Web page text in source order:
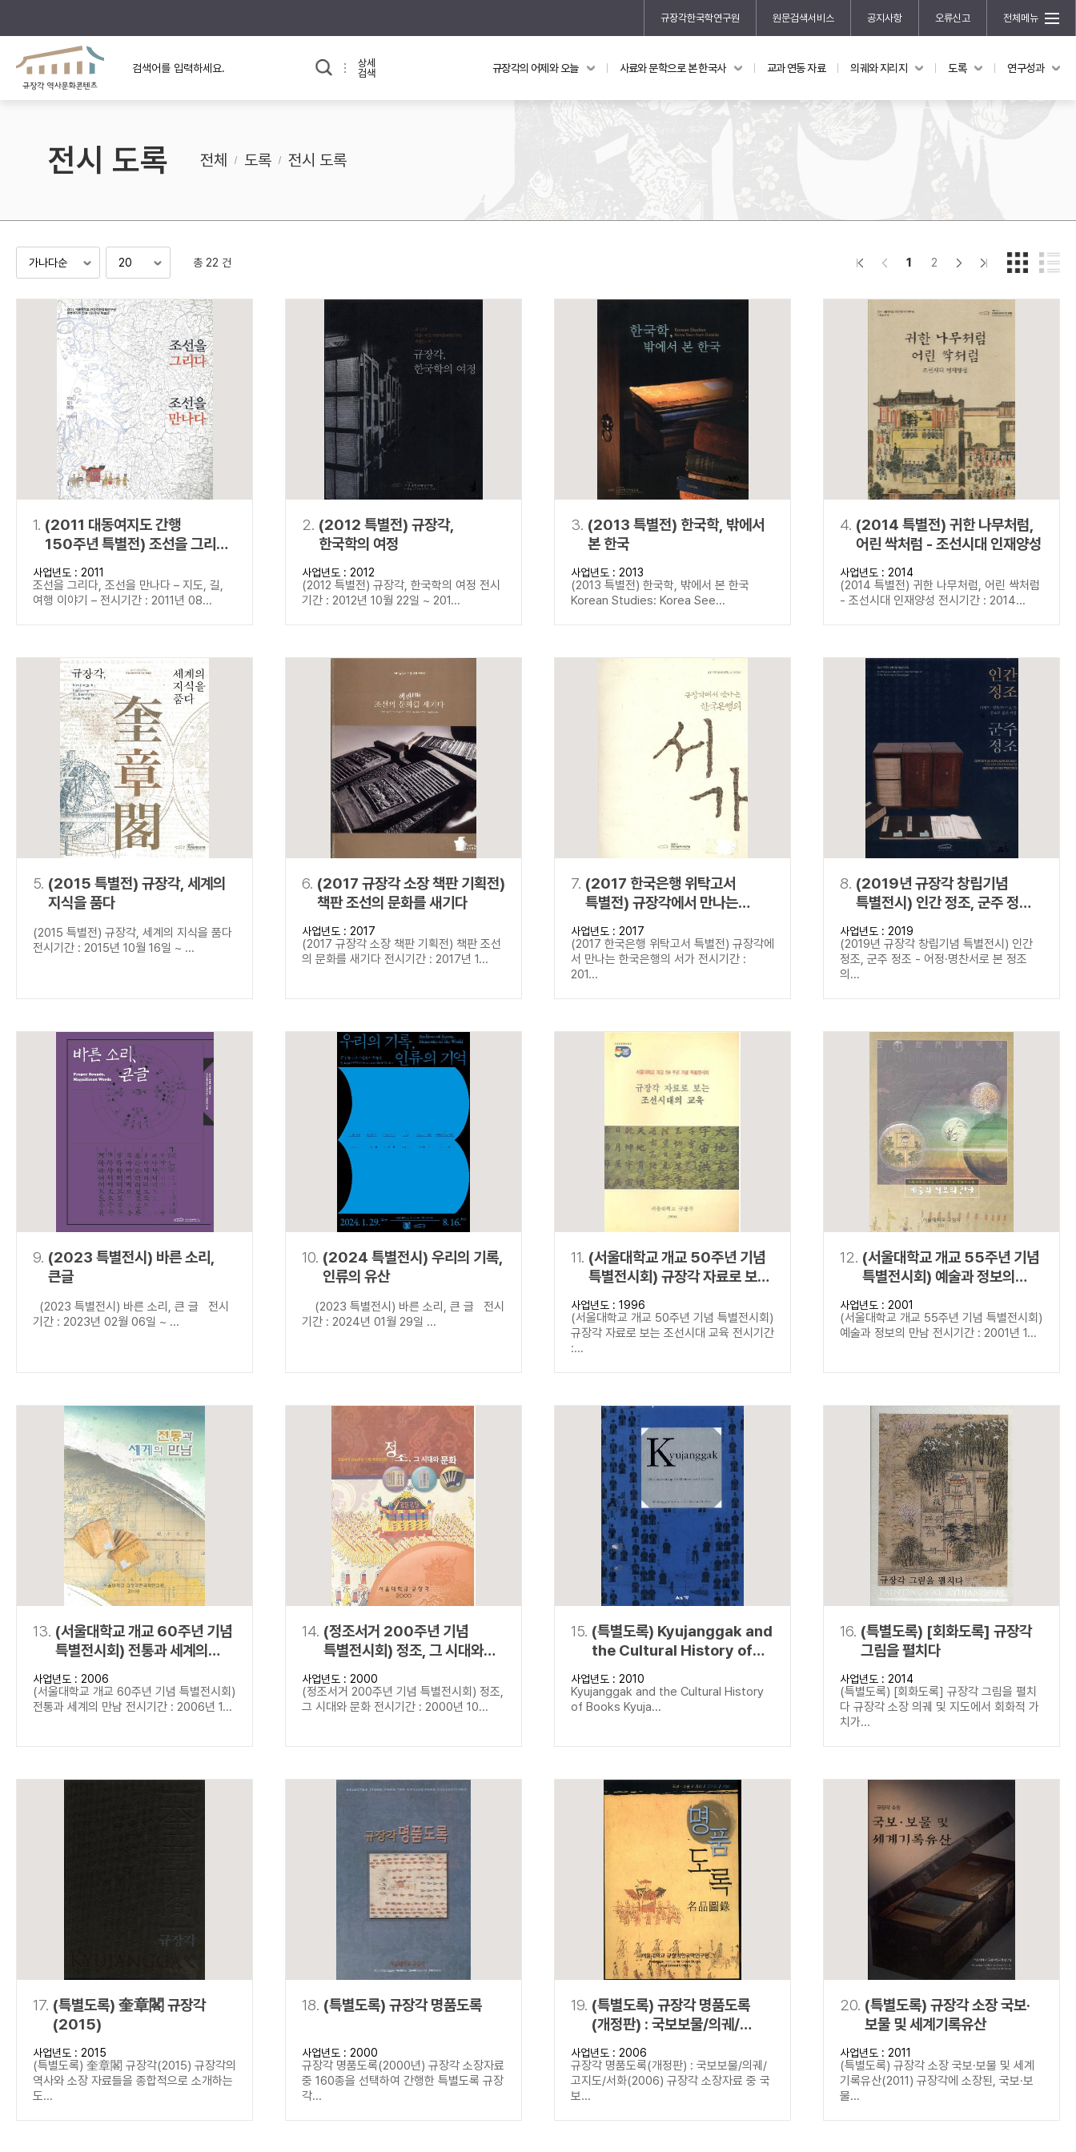
규장각한국학연구원 원문검색서비스 공지사항 오류신고 전체메뉴
규장각의 어제와 오늘
규장각 소개영상
사료와 문학으로 본
고대
조선 후기
교과 연동 자료 의궤와 지리지 도록 연구성과
신진학자 초청 연구교류 사업
규장각-산기 연구비 지원 사업
기획연구
홍재 한국학 펠로십 프로그램
상세
검색
검색 연산자 사용안내
연산자 설명
AND 정조 AND 정약용
“정조”와 “정약용”이 동시에 포함된 자료를 검
OR 정조 OR 정약용 “정조” 또는 “정약용”이 포함된 자료를 검색
NOT 정조 NOT 정약용
“정조”가 나온 후 “정약용”이 나오지 않는 자
동시에 여러 개의 연산자를 사용할 수 있습니다.
규장각의 어제와 오늘 사료와 문학으로 본 한국사 교과 연동 자료 의궤와 지리지 도록 연구성과
전시 도록 전체 도록 전시 도록
총 22 건 1 2
1. (2011 대동여지도 간행
150주년 특별전) 조선을 그리다,
조선을 만나다
사업년도 : 2011
조선을 그리다, 조선을 만나다 – 지도, 길,
여행 이야기 – 전시기간 : 2011년 08...
2. (2012 특별전) 규장각,
한국학의 여정
사업년도 : 2012
(2012 특별전) 규장각, 한국학의 여정 전시
기간 : 2012년 10월 22일 ~ 201...
3. (2013 특별전) 한국학, 밖에서
본 한국
사업년도 : 2013
(2013 특별전) 한국학, 밖에서 본 한국
Korean Studies: Korea See...
4. (2014 특별전) 귀한 나무처럼,
어린 싹처럼 - 조선시대 인재양성
사업년도 : 2014
(2014 특별전) 귀한 나무처럼, 어린 싹처럼
- 조선시대 인재양성 전시기간 : 2014...
5. (2015 특별전) 규장각, 세계의
지식을 품다
(2015 특별전) 규장각, 세계의 지식을 품다
전시기간 : 2015년 10월 16일 ~ ...
6. (2017 규장각 소장 책판 기획전)
책판 조선의 문화를 새기다
사업년도 : 2017
(2017 규장각 소장 책판 기획전) 책판 조선
의 문화를 새기다 전시기간 : 2017년 1...
7. (2017 한국은행 위탁고서
특별전) 규장각에서 만나는
한국은행의 서가
사업년도 : 2017
(2017 한국은행 위탁고서 특별전) 규장각에
서 만나는 한국은행의 서가 전시기간 :
201...
8. (2019년 규장각 창립기념
특별전시) 인간 정조, 군주 정조 -
어정·명찬서로 본 정조의 삶과
이상
사업년도 : 2019
(2019년 규장각 창립기념 특별전시) 인간
정조, 군주 정조 - 어정·명찬서로 본 정조
의...
9. (2023 특별전시) 바른 소리,
큰글
(2023 특별전시) 바른 소리, 큰 글 전시
기간 : 2023년 02월 06일 ~ ...
10. (2024 특별전시) 우리의 기록,
인류의 유산
(2023 특별전시) 바른 소리, 큰 글 전시
기간 : 2024년 01월 29일 ...
11. (서울대학교 개교 50주년 기념
특별전시회) 규장각 자료로 보는
조선시대 교육
사업년도 : 1996
(서울대학교 개교 50주년 기념 특별전시회)
규장각 자료로 보는 조선시대 교육 전시기간
:...
12. (서울대학교 개교 55주년 기념
특별전시회) 예술과 정보의
만남
사업년도 : 2001
(서울대학교 개교 55주년 기념 특별전시회)
예술과 정보의 만남 전시기간 : 2001년 1...
13. (서울대학교 개교 60주년 기념
특별전시회) 전통과 세계의
만남
사업년도 : 2006
(서울대학교 개교 60주년 기념 특별전시회)
전통과 세계의 만남 전시기간 : 2006년 1...
14. (정조서거 200주년 기념
특별전시회) 정조, 그 시대와
문화
사업년도 : 2000
(정조서거 200주년 기념 특별전시회) 정조,
그 시대와 문화 전시기간 : 2000년 10...
15. (특별도록) Kyujanggak and
the Cultural History of
Books Kyujanggak
Rediscovering its History
and Culture
사업년도 : 2010
Kyujanggak and the Cultural History
of Books Kyuja...
16. (특별도록) [회화도록] 규장각
그림을 펼치다
사업년도 : 2014
(특별도록) [회화도록] 규장각 그림을 펼치
다 규장각 소장 의궤 및 지도에서 회화적 가
치가...
17. (특별도록) 奎章閣 규장각
(2015)
사업년도 : 2015
(특별도록) 奎章閣 규장각(2015) 규장각의
역사와 소장 자료들을 종합적으로 소개하는
도...
18. (특별도록) 규장각 명품도록
사업년도 : 2000
규장각 명품도록(2000년) 규장각 소장자료
중 160종을 선택하여 간행한 특별도록 규장
각...
19. (특별도록) 규장각 명품도록
(개정판) : 국보보물/의궤/
고지도/서화
사업년도 : 2006
규장각 명품도록(개정판) : 국보보물/의궤/
고지도/서화(2006) 규장각 소장자료 중 국
보...
20. (특별도록) 규장각 소장 국보·
보물 및 세계기록유산
사업년도 : 2011
(특별도록) 규장각 소장 국보·보물 및 세계
기록유산(2011) 규장각에 소장된, 국보·보
물...